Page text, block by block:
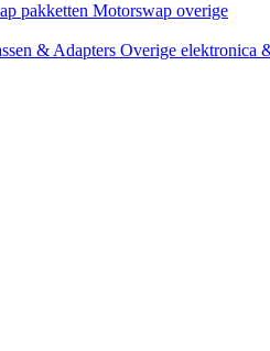
pakketten Motorswap overige
& Adapters Overige elektronica